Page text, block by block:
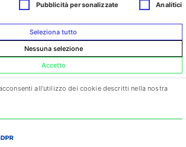
Pubblicità personalizzate Analitici
Seleziona tutto
Nessuna selezione
Accetto
all'utilizzo dei cookie descritti nella nostra